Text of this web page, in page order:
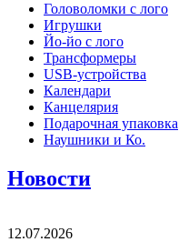
Головоломки с лого
Игрушки
Йо-йо с лого
Трансформеры
USB-устройства
Календари
Канцелярия
Подарочная упаковка
Наушники и Ко.
Новости
12.07.2026